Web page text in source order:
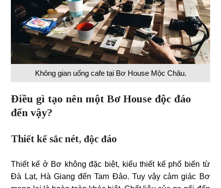
Không gian uống cafe tại Bơ House Mộc Châu.
Điều gì tạo nên một Bơ House độc đáo
đến vậy?
Thiết kế sắc nét, độc đáo
Thiết kế ở Bơ không đặc biệt, kiểu thiết kế phổ biến từ
Đà Lạt, Hà Giang đến Tam Đảo. Tuy vậy cảm giác Bơ